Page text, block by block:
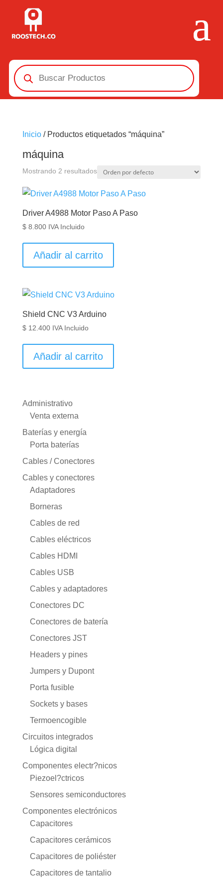
Búsqueda
de
productos
Inicio/ Productos etiquetados “máquina”
máquina
Mostrando 2 resultados
Driver A4988 Motor Paso A Paso
$8.800 IVA Incluido
Añadir al carrito
Shield CNC V3 Arduino
$12.400 IVA Incluido
Añadir al carrito
Administrativo
Venta externa
Baterías y energía
Porta baterías
Cables / Conectores
Cables y conectores
Adaptadores
Borneras
Cables de red
Cables eléctricos
Cables HDMI
Cables USB
Cables y adaptadores
Conectores DC
Conectores de batería
Conectores JST
Headers y pines
Jumpers y Dupont
Porta fusible
Sockets y bases
Termoencogible
Circuitos integrados
Lógica digital
Componentes electr?nicos
Piezoel?ctricos
Sensores semiconductores
Componentes electrónicos
Capacitores
Capacitores cerámicos
Capacitores de poliéster
Capacitores de tantalio